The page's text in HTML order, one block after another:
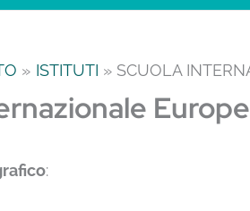
ISTITUTI SCUOLA
: